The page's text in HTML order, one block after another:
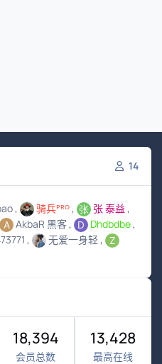
14
骑兵ᴾᴿᴼ
张 泰益
AkbaR 黑客
Dhdbdbe
无爱一身轻
18,394
会员总数
13,428
最高在线